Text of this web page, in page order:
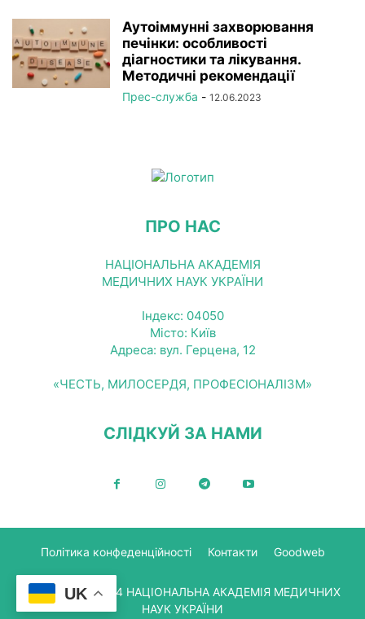
Аутоіммунні захворювання
печінки: особливості
діагностики та лікування.
Методичні рекомендації
Прес-служба - 12.06.2023
ПРО НАС
НАЦІОНАЛЬНА АКАДЕМІЯ
МЕДИЧНИХ НАУК УКРАЇНИ
Індекс: 04050
Місто: Київ
Адреса: вул. Герцена, 12
«ЧЕСТЬ, МИЛОСЕРДЯ, ПРОФЕСІОНАЛІЗМ»
СЛІДКУЙ ЗА НАМИ
Політика конфеденційності Контакти Goodweb
© Copyright 2024 НАЦІОНАЛЬНА АКАДЕМІЯ МЕДИЧНИХ
НАУК УКРАЇНИ
UK